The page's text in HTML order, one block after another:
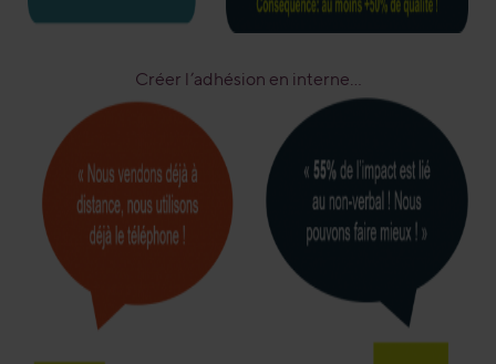
Créer l’adhésion en interne…